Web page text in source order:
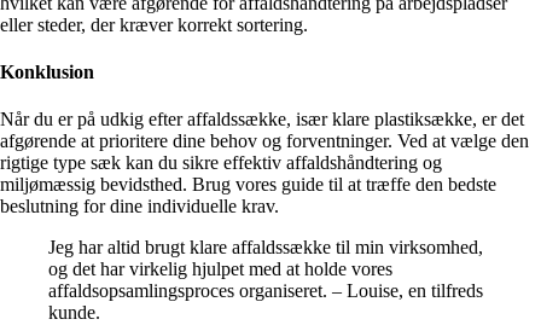
eller steder, der kræver korrekt sortering.
Konklusion
Når du er på udkig efter affaldssække, især klare plastiksække, er det
afgørende at prioritere dine behov og forventninger. Ved at vælge den
rigtige type sæk kan du sikre effektiv affaldshåndtering og
miljømæssig bevidsthed. Brug vores guide til at træffe den bedste
beslutning for dine individuelle krav.
Jeg har altid brugt klare affaldssække til min virksomhed,
og det har virkelig hjulpet med at holde vores
affaldsopsamlingsproces organiseret. – Louise, en tilfreds
kunde.